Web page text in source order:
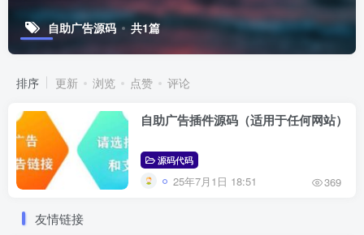
自助广告源码 共1篇
排序 更新 浏览 点赞 评论
自助广告插件源码（适用于任何网站）
源码代码
25年7月1日 18:51 369
友情链接